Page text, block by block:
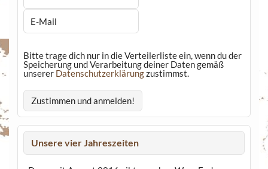
Bitte trage dich nur in die Verteilerliste ein, wenn du der
Speicherung und Verarbeitung deiner Daten gemäß
unserer Datenschutzerklärungzustimmst.
Unsere vier Jahreszeiten